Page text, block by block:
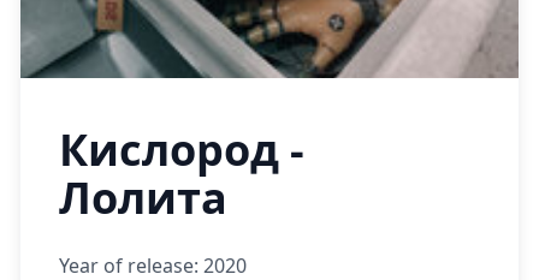
Кислород -
Лолита
Year of release: 2020